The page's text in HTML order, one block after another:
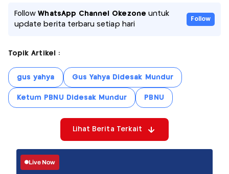
FollowWhatsApp Channel Okezone untuk
update berita terbaru setiap hari
Follow
Topik Artikel :
gus yahya Gus Yahya Didesak Mundur
Ketum PBNU Didesak Mundur PBNU
Lihat Berita Terkait
Live Now